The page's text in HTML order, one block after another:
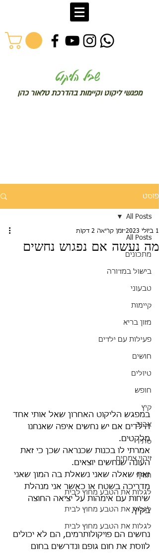
שביל הליקוט
מפגשי ליקוט וקיימות בהדרכת טלאור כהן
פוסט
All Posts
מתכונים
בישול במדורה
טבעוני
קיימות
מזון בריא
פעילות עם ילדים
חושים
טיולים
חופש
קיץ
אביב
סתיו
זיהוי צמחים
חורף
לגלות את הטבע מחוץ לבית
לגלות את הטבע מחוץ לבית
לגלות את הטבע מחוץ לבית
All Posts
מה נעשה אם נפגוש נחשים
1 ביולי 2023 זמן קריאה 2 דקות
במפגש הליקוט האחרון שאל אותי אחד
הילדים אם יש נחשים איפה שאנחנו
מלקטים.
אמרתי לו בכנות שכנראה שכן כי זאת
העונה שנחשים יוצאים.
זאת שאלה שאני נשאלת בה המון שאני
מדריכה בשטח או כאשר אני מנהלת
שיחות עם אימהות על יציאה החוצה
בקיץ.
נחשים הם פויקולותרמים, הם לא יכולים
לווסת את חום גופם ונדרשים בחום